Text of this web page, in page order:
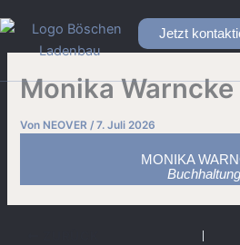
Inhalt
springen
Jetzt
Monika Warncke
Von NEOVER/7. Juli 2026
MONIKA
Buchhaltung